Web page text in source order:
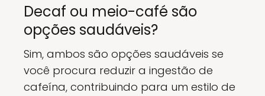
Decaf ou meio-café são
opções saudáveis?
Sim, ambos são opções saudáveis se
você procura reduzir a ingestão de
cafeína, contribuindo para um estilo de